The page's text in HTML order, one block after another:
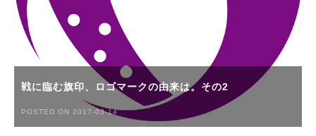
戦に臨む旗印、ロゴマークの由来は。その2
POSTED ON 2017-03-14